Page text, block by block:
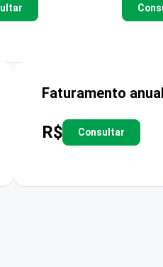
Faturamento anual
R$ Consultar